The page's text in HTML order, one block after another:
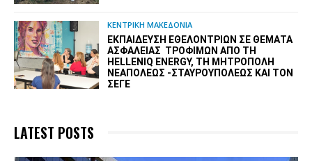
ΚΕΝΤΡΙΚΗ ΜΑΚΕΔΟΝΙΑ
ΕΚΠΑΊΔΕΥΣΗ ΕΘΕΛΟΝΤΡΙΏΝ ΣΕ ΘΈΜΑΤΑ
ΑΣΦΆΛΕΙΑΣ ΤΡΟΦΊΜΩΝ ΑΠΌ ΤΗ
HELLENIQ ENERGY, ΤΗ ΜΗΤΡΌΠΟΛΗ
ΝΕΑΠΌΛΕΩΣ -ΣΤΑΥΡΟΥΠΌΛΕΩΣ ΚΑΙ ΤΟΝ
ΣΕΓΕ
LATEST POSTS